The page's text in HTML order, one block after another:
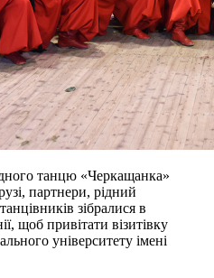
танцю «Черкащанка»
партнери, рідний
зібралися в
щоб привітати візитівку
університету імені